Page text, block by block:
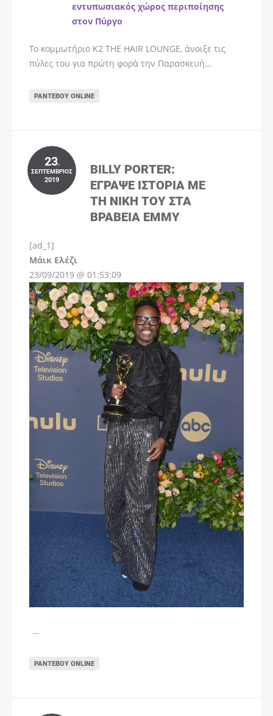
εντυπωσιακός χώρος περιποίησης
στον Πύργο
Το κομμωτήριο K2 THE HAIR LOUNGE, άνοιξε τις
πύλες του για πρώτη φορά την Παρασκευή…
ΡΑΝΤΕΒΟΎ ONLINE
23.
ΣΕΠΤΈΜΒΡΙΟΣ
2019
BILLY PORTER:
ΈΓΡΑΨΕ ΙΣΤΟΡΊΑ ΜΕ
ΤΗ ΝΊΚΗ ΤΟΥ ΣΤΑ
ΒΡΑΒΕΊΑ EMMY
[ad_1]
Μάικ ΕλέζιInstagram
23/09/2019 @ 01:53:09
…
ΡΑΝΤΕΒΟΎ ONLINE